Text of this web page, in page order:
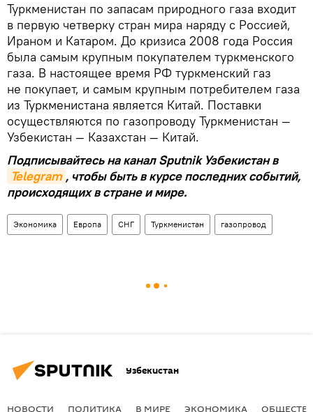
Туркменистан по запасам природного газа входит
в первую четверку стран мира наряду с Россией,
Ираном и Катаром. До кризиса 2008 года Россия
была самым крупным покупателем туркменского
газа. В настоящее время РФ туркменский газ
не покупает, и самым крупным потребителем газа
из Туркменистана является Китай. Поставки
осуществляются по газопроводу Туркменистан —
Узбекистан — Казахстан — Китай.
Подписывайтесь на канал Sputnik Узбекистан в
Telegram , чтобы быть в курсе последних событий,
происходящих в стране и мире.
Экономика Европа СНГ Туркменистан газопровод
Узбекистан
НОВОСТИ ПОЛИТИКА В МИРЕ ЭКОНОМИКА